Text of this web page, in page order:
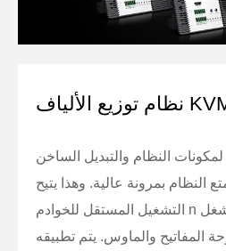
النظام والتبديل الساخن
النظام بمرونة عالية. وهذا يتيح
التشغيل المستقل للخوادم n من محطات مشغل m التي
المفاتيح والماوس. يتم تطبيقه